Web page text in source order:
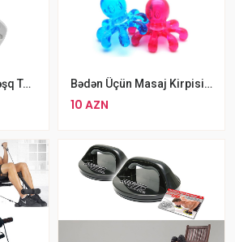
Sürüşməyə Qarşı Məşq Tutacaqları Bədən Üçün Masaj Kirpisi Ahtapot
10 AZN